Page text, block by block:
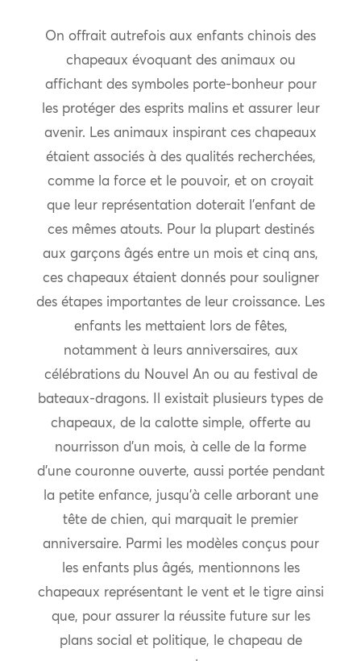
On offrait autrefois aux enfants chinois des
chapeaux évoquant des animaux ou
affichant des symboles porte-bonheur pour
les protéger des esprits malins et assurer leur
avenir. Les animaux inspirant ces chapeaux
étaient associés à des qualités recherchées,
comme la force et le pouvoir, et on croyait
que leur représentation doterait l’enfant de
ces mêmes atouts. Pour la plupart destinés
aux garçons âgés entre un mois et cinq ans,
ces chapeaux étaient donnés pour souligner
des étapes importantes de leur croissance. Les
enfants les mettaient lors de fêtes,
notamment à leurs anniversaires, aux
célébrations du Nouvel An ou au festival de
bateaux-dragons. Il existait plusieurs types de
chapeaux, de la calotte simple, offerte au
nourrisson d’un mois, à celle de la forme
d’une couronne ouverte, aussi portée pendant
la petite enfance, jusqu’à celle arborant une
tête de chien, qui marquait le premier
anniversaire. Parmi les modèles conçus pour
les enfants plus âgés, mentionnons les
chapeaux représentant le vent et le tigre ainsi
que, pour assurer la réussite future sur les
plans social et politique, le chapeau de